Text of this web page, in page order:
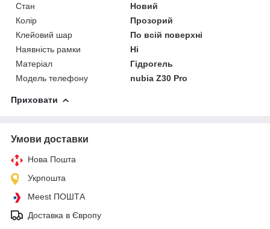
Стан
Новий
Колір
Прозорий
Клейовий шар
По всій поверхні
Наявність рамки
Ні
Матеріал
Гідрогель
Модель телефону
nubia Z30 Pro
Приховати
Умови доставки
Нова Пошта
Укрпошта
Meest ПОШТА
Доставка в Європу